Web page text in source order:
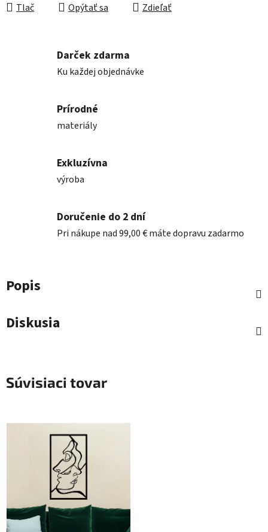
Tlač Opýtať sa Zdieľať
Darček zdarma
Ku každej objednávke
Prírodné
materiály
Exkluzívna
výroba
Doručenie do 2 dní
Pri nákupe nad 99,00 € máte dopravu zadarmo
Popis
Diskusia
Súvisiaci tovar